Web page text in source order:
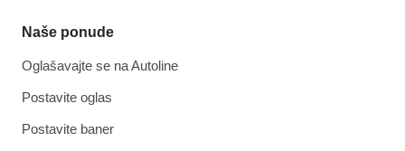
Naše ponude
Oglašavajte se na Autoline
Postavite oglas
Postavite baner